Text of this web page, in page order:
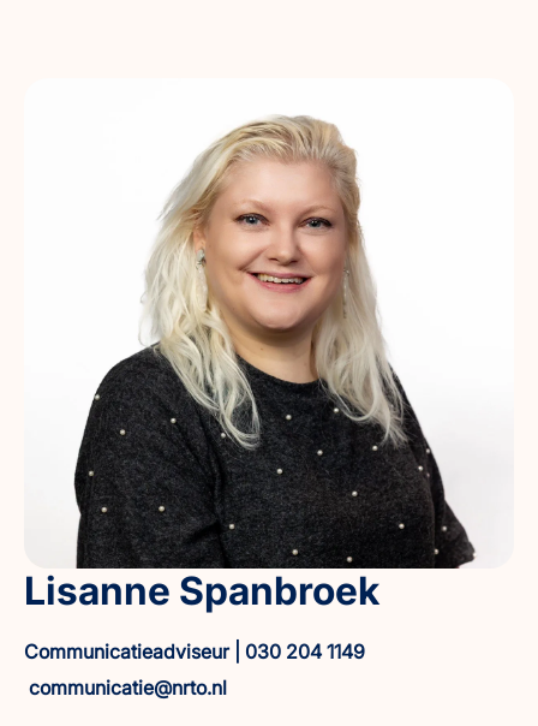
Lisanne Spanbroek
Communicatieadviseur | 030 204 1149
communicatie@nrto.nl